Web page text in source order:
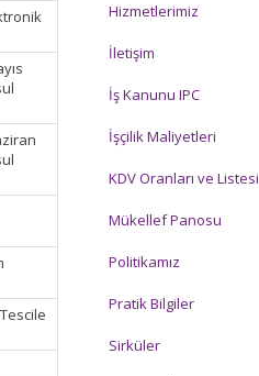
Hizmetlerimiz
İletişim
İş Kanunu IPC
İşçilik Maliyetleri
KDV Oranları ve Listesi
Mükellef Panosu
Politikamız
Pratik Bilgiler
Sirküler